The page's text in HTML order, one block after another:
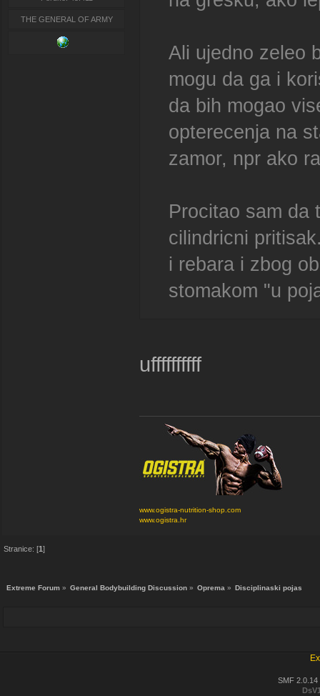
THE GENERAL OF ARMY
Ali ujedno zeleo
mogu da ga i
da bih mogao
opterecenja na
zamor, npr ako
Procitao sam da
cilindricni
i rebara i zbog
stomakom "u
uffffffffff
www.ogistra-nutrition-shop.com
www.ogistra.hr
Stranice: [1]
Extreme Forum » General Bodybuilding Discussion » Oprema » Disciplinaski pojas
SMF 2.0.14